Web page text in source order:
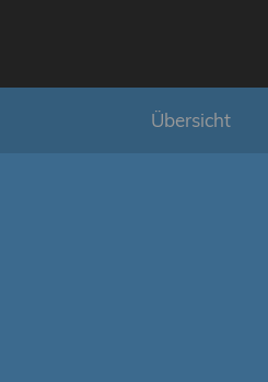
Übersicht